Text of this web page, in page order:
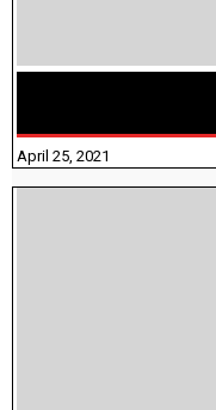
April 25, 2021